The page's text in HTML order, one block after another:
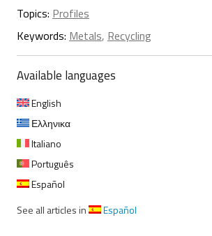
Topics: Profiles
Keywords: Metals, Recycling
Available languages
English
Ελληνικα
Italiano
Português
Español
See all articles in
Español